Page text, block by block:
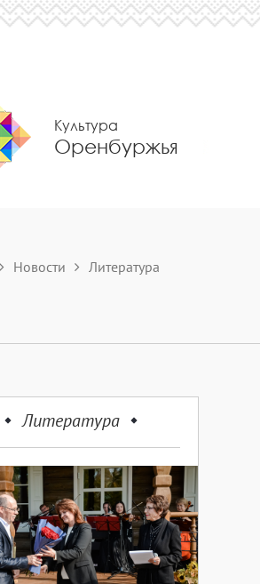
Культура
Оренбуржья
Новости Литература
Литература